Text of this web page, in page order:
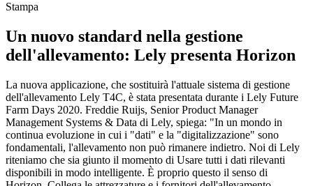
Stampa
Un nuovo standard nella gestione
dell'allevamento: Lely presenta Horizon
La nuova applicazione, che sostituirà l'attuale sistema di gestione
dell'allevamento Lely T4C, è stata presentata durante i Lely Future
Farm Days 2020. Freddie Ruijs, Senior Product Manager
Management Systems & Data di Lely, spiega: "In un mondo in
continua evoluzione in cui i "dati" e la "digitalizzazione" sono
fondamentali, l'allevamento non può rimanere indietro. Noi di Lely
riteniamo che sia giunto il momento di Usare tutti i dati rilevanti
disponibili in modo intelligente. È proprio questo il senso di